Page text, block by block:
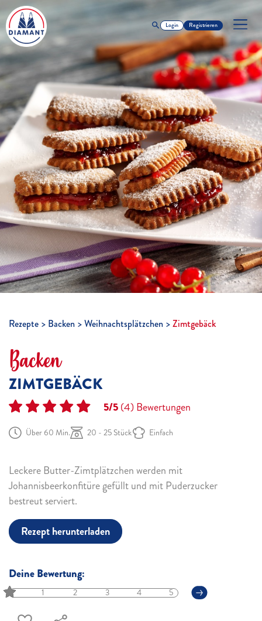
Login Registrieren
Rezepte Backen Weihnachtsplätzchen Zimtgebäck
Backen
ZIMTGEBÄCK
5/5(4)Bewertungen
Über 60 Min. 20 - 25 Stück Einfach
Leckere Butter-Zimtplätzchen werden mit
Johannisbeerkonfitüre gefüllt und mit Puderzucker
bestreut serviert.
Rezept herunterladen
Deine Bewertung:
1 2 3 4 5